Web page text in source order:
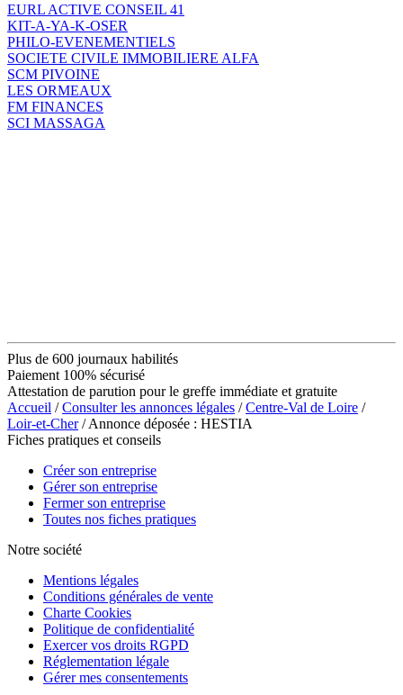
EURL ACTIVE CONSEIL 41
KIT-A-YA-K-OSER
PHILO-EVENEMENTIELS
SOCIETE CIVILE IMMOBILIERE ALFA
SCM PIVOINE
LES ORMEAUX
FM FINANCES
SCI MASSAGA
Plus de 600 journaux habilités
Paiement 100% sécurisé
Attestation de parution pour le greffe immédiate et gratuite
Accueil /Consulter les annonces légales /Centre-Val de Loire /
Loir-et-Cher/ Annonce déposée : HESTIA
Fiches pratiques et conseils
Créer son entreprise
Gérer son entreprise
Fermer son entreprise
Toutes nos fiches pratiques
Notre société
Mentions légales
Conditions générales de vente
Charte Cookies
Politique de confidentialité
Exercer vos droits RGPD
Réglementation légale
Gérer mes consentements